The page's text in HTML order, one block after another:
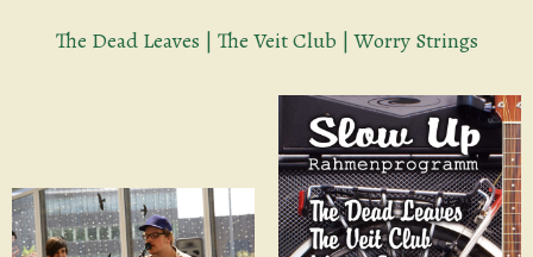
The Dead Leaves | The Veit Club | Worry Strings